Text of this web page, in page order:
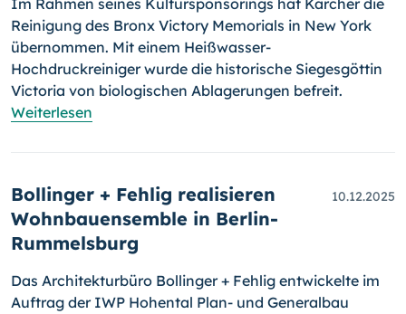
Im Rahmen seines Kultursponsorings hat Kärcher die
Reinigung des Bronx Victory Memorials in New York
übernommen. Mit einem Heißwasser-
Hochdruckreiniger wurde die historische Siegesgöttin
Victoria von biologischen Ablagerungen befreit.
Weiterlesen
Bollinger + Fehlig realisieren
Wohnbau­ensemble in Berlin-
Rummelsburg
10.12.2025
Das Architekturbüro Bollinger + Fehlig entwickelte im
Auftrag der IWP Hohental Plan- und Generalbau